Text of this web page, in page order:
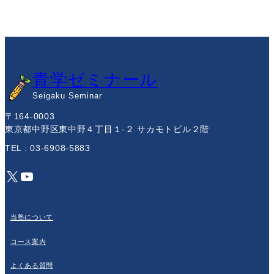
青学ゼミナール
Seigaku Seminar
〒164-0003
東京都中野区東中野４丁目１-２ サカモトビル２階
TEL : 03-6908-5883
X YouTube
当塾について
コース案内
よくある質問